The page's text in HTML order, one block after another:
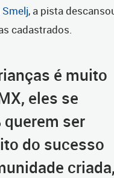
Smelj, a pista
cadastrados.
é muito
eles se
querem ser
do sucesso